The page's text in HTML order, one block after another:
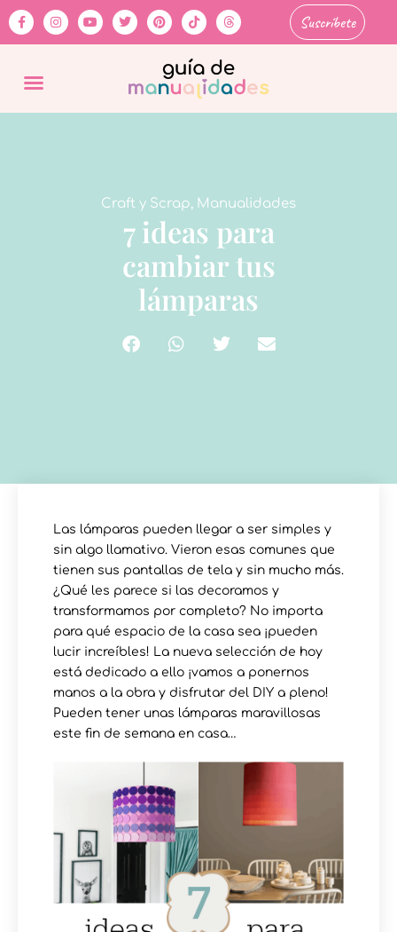
Suscríbete
Craft y Scrap, Manualidades
7 ideas para
cambiar tus
lámparas
Las lámparas pueden llegar a ser simples y
sin algo llamativo. Vieron esas comunes que
tienen sus pantallas de tela y sin mucho más.
¿Qué les parece si las decoramos y
transformamos por completo? No importa
para qué espacio de la casa sea ¡pueden
lucir increíbles! La nueva selección de hoy
está dedicado a ello ¡vamos a ponernos
manos a la obra y disfrutar del DIY a pleno!
Pueden tener unas lámparas maravillosas
este fin de semana en casa…